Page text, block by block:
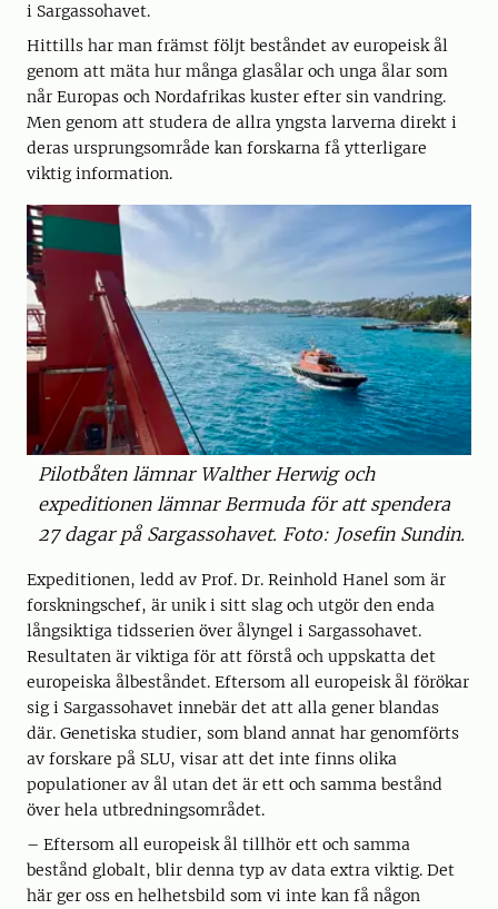
i Sargassohavet.
Hittills har man främst följt beståndet av europeisk ål
genom att mäta hur många glasålar och unga ålar som
når Europas och Nordafrikas kuster efter sin vandring.
Men genom att studera de allra yngsta larverna direkt i
deras ursprungsområde kan forskarna få ytterligare
viktig information.
Pilotbåten lämnar Walther Herwig och
expeditionen lämnar Bermuda för att spendera
27 dagar på Sargassohavet. Foto: Josefin Sundin.
Expeditionen, ledd av Prof. Dr. Reinhold Hanel som är
forskningschef, är unik i sitt slag och utgör den enda
långsiktiga tidsserien över ålyngel i Sargassohavet.
Resultaten är viktiga för att förstå och uppskatta det
europeiska ålbeståndet. Eftersom all europeisk ål förökar
sig i Sargassohavet innebär det att alla gener blandas
där. Genetiska studier, som bland annat har genomförts
av forskare på SLU, visar att det inte finns olika
populationer av ål utan det är ett och samma bestånd
över hela utbredningsområdet.
– Eftersom all europeisk ål tillhör ett och samma
bestånd globalt, blir denna typ av data extra viktig. Det
här ger oss en helhetsbild som vi inte kan få någon